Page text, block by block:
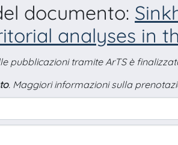
documento:
analyses in
pubblicazioni tramite ArTS è
. Maggiori informazioni sulla